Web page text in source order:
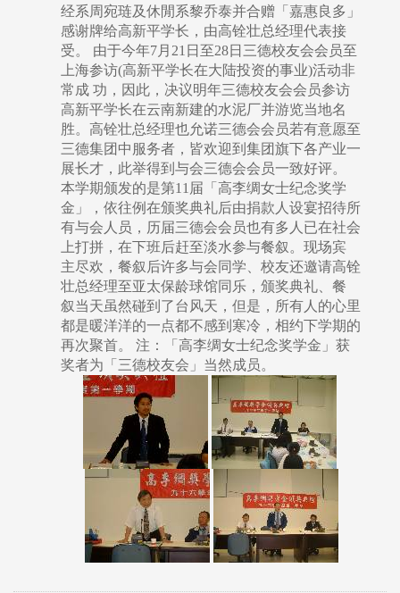
经系周宛琏及休閒系黎乔泰并合赠「嘉惠良多」
感谢牌给高新平学长，由高铨壮总经理代表接
受。 由于今年7月21日至28日三德校友会会员至
上海参访(高新平学长在大陆投资的事业)活动非
常成 功，因此，决议明年三德校友会会员参访
高新平学长在云南新建的水泥厂并游览当地名
胜。高铨壮总经理也允诺三德会会员若有意愿至
三德集团中服务者，皆欢迎到集团旗下各产业一
展长才，此举得到与会三德会会员一致好评。
本学期颁发的是第11届「高李绸女士纪念奖学
金」，依往例在颁奖典礼后由捐款人设宴招待所
有与会人员，历届三德会会员也有多人已在社会
上打拼，在下班后赶至淡水参与餐叙。现场宾
主尽欢，餐叙后许多与会同学、校友还邀请高铨
壮总经理至亚太保龄球馆同乐，颁奖典礼、餐
叙当天虽然碰到了台风天，但是，所有人的心里
都是暖洋洋的一点都不感到寒冷，相约下学期的
再次聚首。 注：「高李绸女士纪念奖学金」获
奖者为「三德校友会」当然成员。